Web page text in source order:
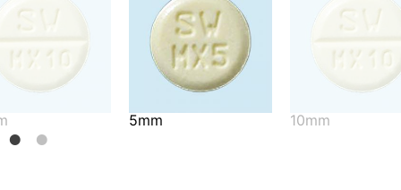
5mm 10mm